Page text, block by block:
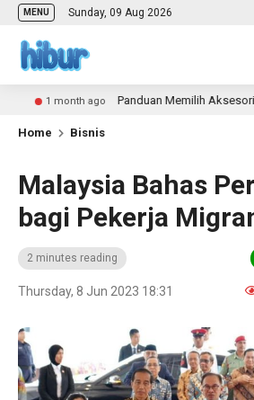
MENU Sunday, 09 Aug 2026
1 month ago Panduan Memilih Aksesoris
Home Bisnis
Malaysia Bahas
bagi Pekerja
2 minutes reading
Thursday, 8 Jun 2023 18:31